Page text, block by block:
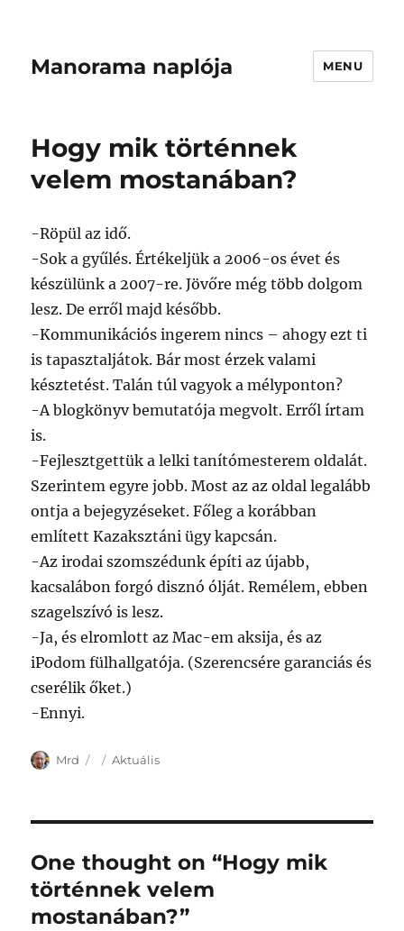
Manorama naplója MENU
Hogy mik történnek
velem mostanában?
-Röpül az idő.
-Sok a gyűlés. Értékeljük a 2006-os évet és
készülünk a 2007-re. Jövőre még több dolgom
lesz. De erről majd később.
-Kommunikációs ingerem nincs – ahogy ezt ti
is tapasztaljátok. Bár most érzek valami
késztetést. Talán túl vagyok a mélyponton?
-A blogkönyv bemutatója megvolt. Erről írtam
is.
-Fejlesztgettük a lelki tanítómesterem oldalát.
Szerintem egyre jobb. Most az az oldal legalább
ontja a bejegyzéseket. Főleg a korábban
említett Kazaksztáni ügy kapcsán.
-Az irodai szomszédunk építi az újabb,
kacsalábon forgó disznó ólját. Remélem, ebben
szagelszívó is lesz.
-Ja, és elromlott az Mac-em aksija, és az
iPodom fülhallgatója. (Szerencsére garanciás és
cserélik őket.)
-Ennyi.
Author
Mrd
Posted
Categories
Aktuális
One thought on “Hogy mik
történnek velem
mostanában?”